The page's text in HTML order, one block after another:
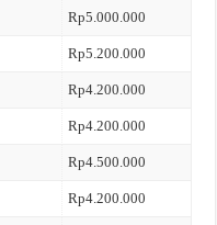
Rp5.000.000
Rp5.200.000
Rp4.200.000
Rp4.200.000
Rp4.500.000
Rp4.200.000